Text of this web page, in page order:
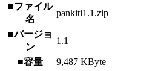
■ファイル
名
pankiti1.1.zip
■バージョ
ン
1.1
■容量
9,487 KByte